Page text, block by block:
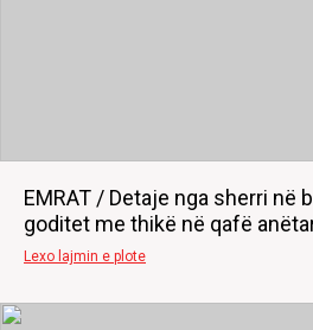
EMRAT / Detaje nga sherri në
goditet me thikë në qafë
Lexo lajmin e plote